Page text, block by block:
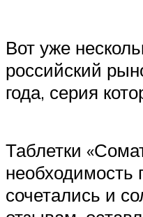
Вот уже
российский
года, серия
Таблетки
необходимость
сочетались и